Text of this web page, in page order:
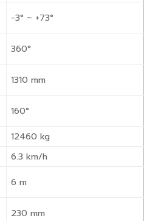
-3° ~ +73°
360°
1310 mm
160°
12460 kg
6.3 km/h
6 m
230 mm